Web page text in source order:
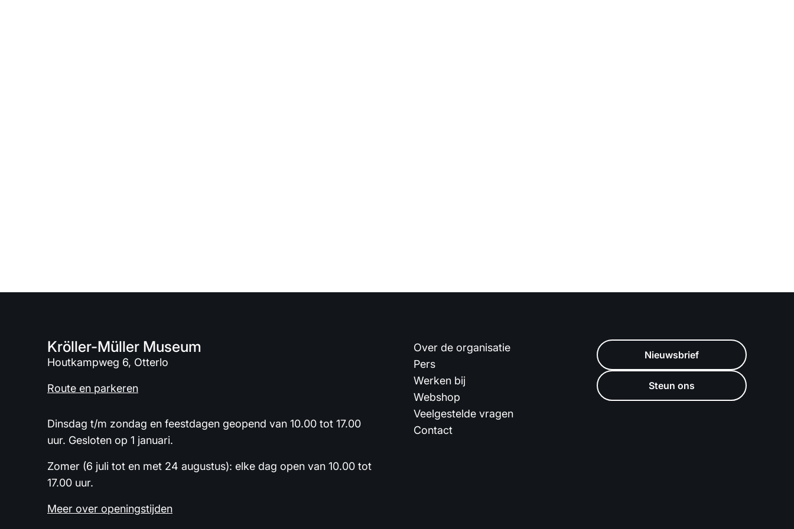
Kröller-Müller Museum
Houtkampweg 6, Otterlo
Route en parkeren
Dinsdag t/m zondag en feestdagen geopend van 10.00 tot 17.00
uur. Gesloten op 1 januari.
Zomer (6 juli tot en met 24 augustus): elke dag open van 10.00 tot
17.00 uur.
Meer over openingstijden
Over de organisatie
Pers
Werken bij
Webshop
Veelgestelde vragen
Contact
Nieuwsbrief
Steun ons